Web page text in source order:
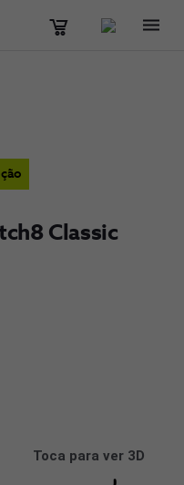
Classic
Toca para ver 3D